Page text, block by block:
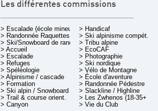
Les différentes commissions
> Escalade (école mineurs)
> Randonnée Raquettes
> Ski/Snowboard de rando.
> Accueil
> Escalade
> Refuges
> Spéléologie
> Alpinisme / cascade
> Formation
> Ski alpin / Snowboard
> Trail & course orient.
> Canyon
> Handicaf
> Ski alpinisme compét.
> Tribu alpine
> EcoCAF
> Photographie
> Ski nordique
> Vélo de Montagne
> École d'aventure
> Randonnée Pédestre
> Slackline / Highline
> Les Zwhenos (18-35+ ans)
> Vie du Club